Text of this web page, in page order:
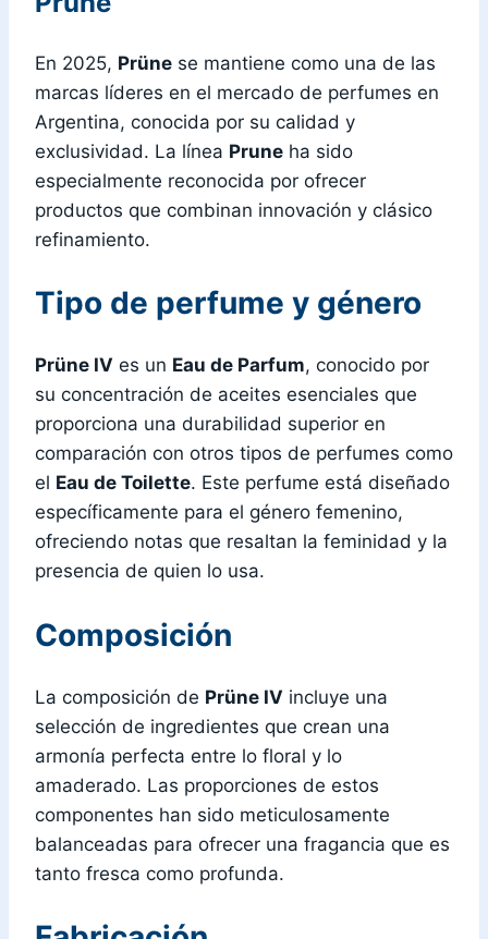
En 2025, Prüne se mantiene como una de las
marcas líderes en el mercado de perfumes en
Argentina, conocida por su calidad y
exclusividad. La línea Prune ha sido
especialmente reconocida por ofrecer
productos que combinan innovación y clásico
refinamiento.
Tipo de perfume y género
Prüne IV es un Eau de Parfum, conocido por
su concentración de aceites esenciales que
proporciona una durabilidad superior en
comparación con otros tipos de perfumes como
el Eau de Toilette. Este perfume está diseñado
específicamente para el género femenino,
ofreciendo notas que resaltan la feminidad y la
presencia de quien lo usa.
Composición
La composición de Prüne IV incluye una
selección de ingredientes que crean una
armonía perfecta entre lo floral y lo
amaderado. Las proporciones de estos
componentes han sido meticulosamente
balanceadas para ofrecer una fragancia que es
tanto fresca como profunda.